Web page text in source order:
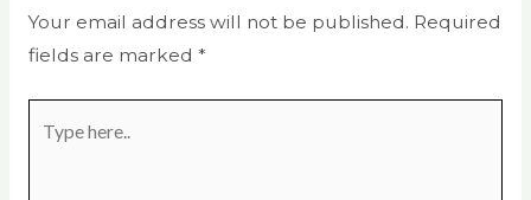
Your email address will not be published. Required
fields are marked *
here..